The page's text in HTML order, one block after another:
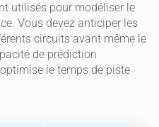
utilisés pour modéliser le
Vous devez anticiper les
circuits avant même le
de prédiction
le temps de piste